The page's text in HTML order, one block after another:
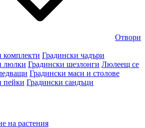
Отвори
комплекти Градински чадъри
люлки Градински шезлонги Люлеещ се
Градински маси и столове
пейки Градински сандъци
на растения